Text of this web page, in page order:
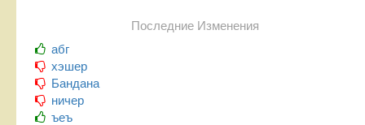
Последние Изменения
абг
хэшер
Бандана
ничер
ъеъ